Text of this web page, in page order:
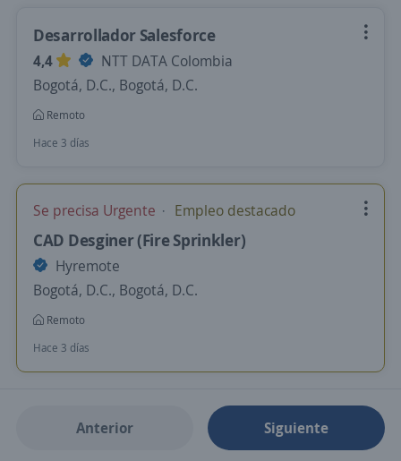
Desarrollador Salesforce
4,4
NTT DATA Colombia
Bogotá, D.C., Bogotá, D.C.
Remoto
Hace 3 días
Se precisa Urgente Empleo destacado
CAD Desginer (Fire Sprinkler)
Hyremote
Bogotá, D.C., Bogotá, D.C.
Remoto
Hace 3 días
Anterior Siguiente